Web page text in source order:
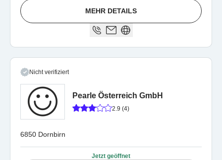
MEHR DETAILS
Nicht verifiziert
Pearle Österreich GmbH
2.9 (4)
6850 Dornbirn
Jetzt geöffnet